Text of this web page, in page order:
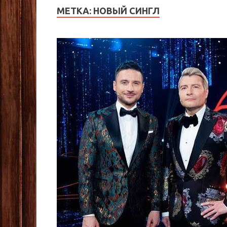
МЕТКА: НОВЫЙ СИНГЛ